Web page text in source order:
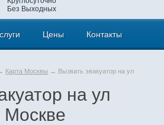
Без Выходных
Цены Контакты
Карта Москвы → Вызвать эвакуатор на ул
на ул
Москве